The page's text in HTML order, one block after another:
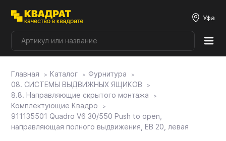
Уфа
Плитные материалы
Фурнитура
Главная Каталог
Фурнитура
08. СИСТЕМЫ ВЫДВИЖНЫХ ЯЩИКОВ
8.8. Направляющие скрытого монтажа
Комплектующие Квадро
911135501 Quadro V6 30/550 Push to open,
направляющая полного выдвижения, EB 20, левая